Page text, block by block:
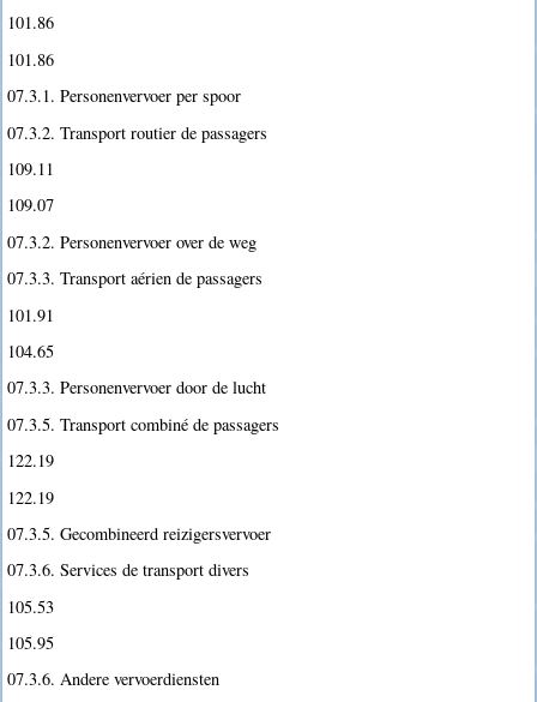
101.86
101.86
07.3.1. Personenvervoer per spoor
07.3.2. Transport routier de passagers
109.11
109.07
07.3.2. Personenvervoer over de weg
07.3.3. Transport aérien de passagers
101.91
104.65
07.3.3. Personenvervoer door de lucht
07.3.5. Transport combiné de passagers
122.19
122.19
07.3.5. Gecombineerd reizigersvervoer
07.3.6. Services de transport divers
105.53
105.95
07.3.6. Andere vervoerdiensten